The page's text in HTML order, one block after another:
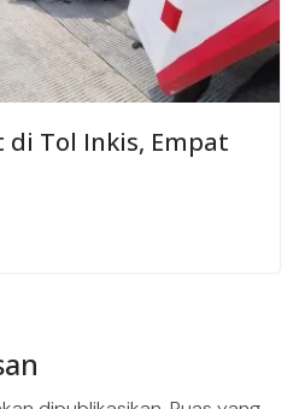
di Tol Inkis, Empat